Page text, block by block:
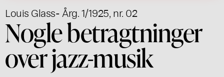
Louis Glass- Årg. 1/1925, nr. 02
Nogle betragtninger
over jazz-musik